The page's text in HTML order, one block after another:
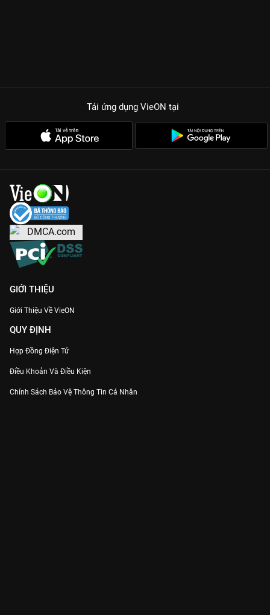
Tải ứng dụng VieON tại
GIỚI THIỆU
Giới Thiệu Về VieON
QUY ĐỊNH
Hợp Đồng Điện Tử
Điều Khoản Và Điều Kiện
Chính Sách Bảo Vệ Thông Tin Cá Nhân